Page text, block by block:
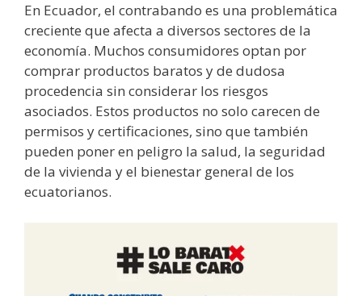
En Ecuador, el contrabando es una problemática
creciente que afecta a diversos sectores de la
economía. Muchos consumidores optan por
comprar productos baratos y de dudosa
procedencia sin considerar los riesgos
asociados. Estos productos no solo carecen de
permisos y certificaciones, sino que también
pueden poner en peligro la salud, la seguridad
de la vivienda y el bienestar general de los
ecuatorianos.